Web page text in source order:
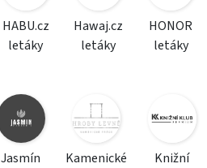
HABU.cz
letáky
Hawaj.cz
letáky
HONOR
letáky
Jasmín
Kamenické
Knižní